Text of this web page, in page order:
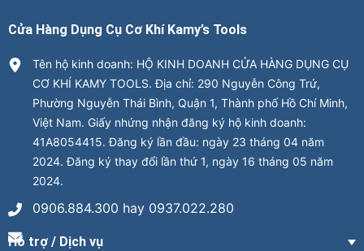
Cửa Hàng Dụng Cụ Cơ Khí Kamy’s Tools
Tên hộ kinh doanh: HỘ KINH DOANH CỬA HÀNG DỤNG CỤ
CƠ KHÍ KAMY TOOLS. Địa chỉ: 290 Nguyễn Công Trứ,
Phường Nguyễn Thái Bình, Quận 1, Thành phố Hồ Chí Minh,
Việt Nam. Giấy nhứng nhận đăng ký hộ kinh doanh:
41A8054415. Đăng ký lần đầu: ngày 23 tháng 04 năm
2024. Đăng ký thay đổi lần thứ 1, ngày 16 tháng 05 năm
2024.
0906.884.300 hay 0937.022.280
Hỗ trợ / Dịch vụ